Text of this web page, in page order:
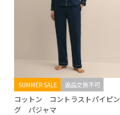
SUMMER SALE 返品交換不可
コットン コントラストパイピン
グ パジャマ